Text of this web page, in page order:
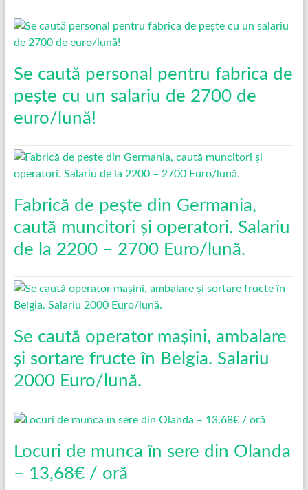
Se caută personal pentru fabrica de
pește cu un salariu de 2700 de
euro/lună!
Fabrică de pește din Germania,
caută muncitori și operatori. Salariu
de la 2200 – 2700 Euro/lună.
Se caută operator mașini, ambalare
și sortare fructe în Belgia. Salariu
2000 Euro/lună.
Locuri de munca în sere din Olanda
– 13,68€ / oră